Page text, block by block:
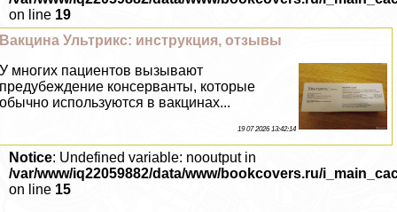
on line 19
Вакцина Ультрикс: инструкция, отзывы
У многих пациентов вызывают
предубеждение консерванты, которые
обычно используются в вакцинах...
19 07 2026 13:42:14
Notice: Undefined variable: nooutput in
/var/www/iq22059882/data/www/bookcovers.ru/
on line 15